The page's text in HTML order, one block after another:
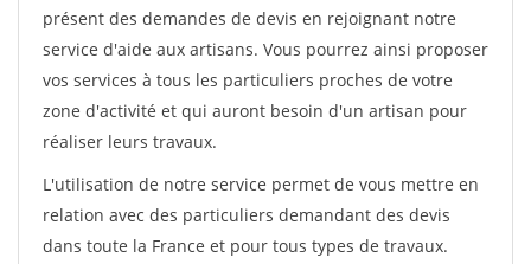
présent des demandes de devis en rejoignant notre
service d'aide aux artisans. Vous pourrez ainsi proposer
vos services à tous les particuliers proches de votre
zone d'activité et qui auront besoin d'un artisan pour
réaliser leurs travaux.
L'utilisation de notre service permet de vous mettre en
relation avec des particuliers demandant des devis
dans toute la France et pour tous types de travaux.